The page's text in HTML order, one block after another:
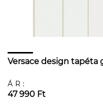
Versace design tapéta
ÁR:
47 990 Ft